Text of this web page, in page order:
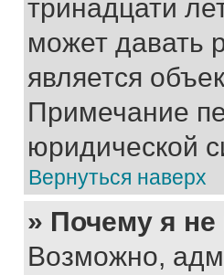
тринадцати
может давать
является
Примечание
юридической
Вернуться наверх
» Почему я не
Возможно,